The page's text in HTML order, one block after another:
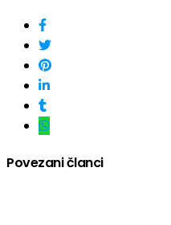
Povezani članci